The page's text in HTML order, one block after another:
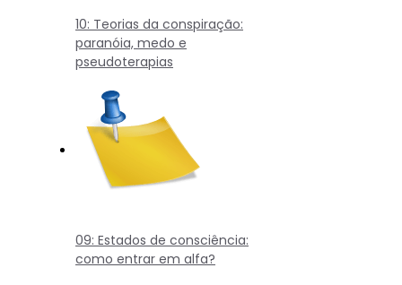
10: Teorias da conspiração:
paranóia, medo e
pseudoterapias
09: Estados de consciência:
como entrar em alfa?